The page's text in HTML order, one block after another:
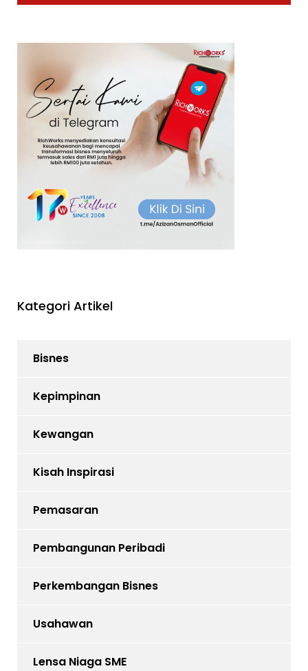
Kategori Artikel
Bisnes
Kepimpinan
Kewangan
Kisah Inspirasi
Pemasaran
Pembangunan Peribadi
Perkembangan Bisnes
Usahawan
Lensa Niaga SME